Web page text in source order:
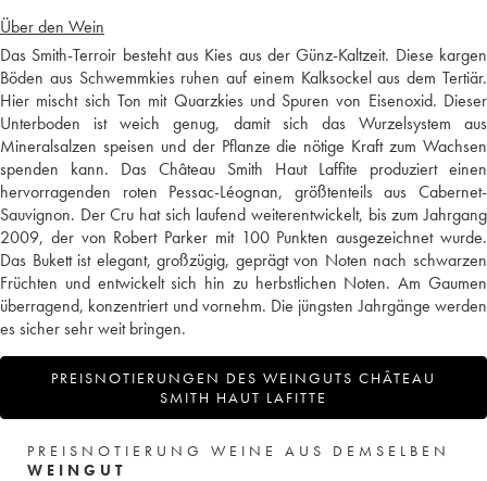
Über den Wein
Das Smith-Terroir besteht aus Kies aus der Günz-Kaltzeit. Diese kargen
Böden aus Schwemmkies ruhen auf einem Kalksockel aus dem Tertiär.
Hier mischt sich Ton mit Quarzkies und Spuren von Eisenoxid. Dieser
Unterboden ist weich genug, damit sich das Wurzelsystem aus
Mineralsalzen speisen und der Pflanze die nötige Kraft zum Wachsen
spenden kann. Das Château Smith Haut Laffite produziert einen
hervorragenden roten Pessac-Léognan, größtenteils aus Cabernet-
Sauvignon. Der Cru hat sich laufend weiterentwickelt, bis zum Jahrgang
2009, der von Robert Parker mit 100 Punkten ausgezeichnet wurde.
Das Bukett ist elegant, großzügig, geprägt von Noten nach schwarzen
Früchten und entwickelt sich hin zu herbstlichen Noten. Am Gaumen
überragend, konzentriert und vornehm. Die jüngsten Jahrgänge werden
es sicher sehr weit bringen.
PREISNOTIERUNGEN DES WEINGUTS CHÂTEAU
SMITH HAUT LAFITTE
PREISNOTIERUNG WEINE AUS DEMSELBEN
WEINGUT